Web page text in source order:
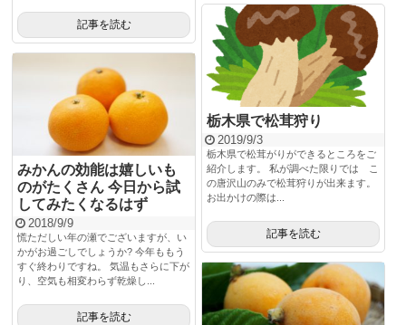
記事を読む
栃木県で松茸狩り
2019/9/3
栃木県で松茸がりができるところをご
紹介します。 私が調べた限りでは こ
の唐沢山のみで松茸狩りが出来ます。
お出かけの際は...
記事を読む
みかんの効能は嬉しいも
のがたくさん 今日から試
してみたくなるはず
2018/9/9
慌ただしい年の瀬でございますが、い
かがお過ごしでしょうか? 今年ももう
すぐ終わりですね。 気温もさらに下が
り、空気も相変わらず乾燥し...
記事を読む